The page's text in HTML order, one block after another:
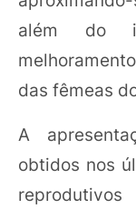
além do
das fêmeas
A
obtidos nos